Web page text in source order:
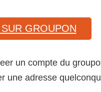
GROUPON
un compte du
une adresse